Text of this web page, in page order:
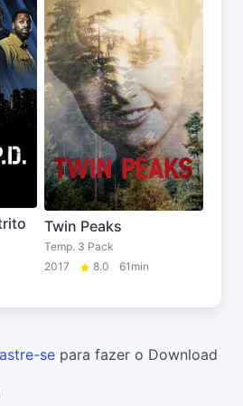
Twin Peaks
Temp. 3 Pack
2017
8.0 61min
se para fazer o Download